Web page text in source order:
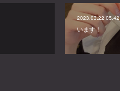
2023.03.22 05:42
います！